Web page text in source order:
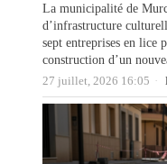
La municipalité de
d’infrastructure
sept entreprises en lice
construction d’un
27 juillet, 2026 16:05